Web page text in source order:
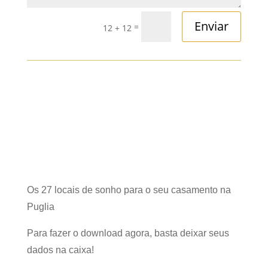
12 + 12 = Enviar
Os 27 locais de sonho para o seu casamento na
Puglia
Para fazer o download agora, basta deixar seus
dados na caixa!